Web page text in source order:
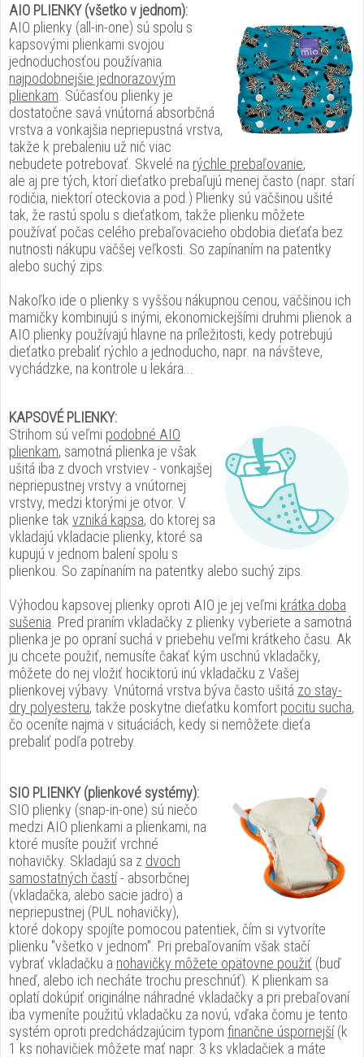
AIO PLIENKY (všetko v jednom):
AIO plienky (all-in-one) sú spolu s
kapsovými plienkami svojou
jednoduchosťou používania
najpodobnejšie jednorazovým
plienkam . Súčasťou plienky je
dostatočne savá vnútorná absorbčná
vrstva a vonkajšia nepriepustná vrstva,
takže k prebaleniu už nič viac
nebudete potrebovať. Skvelé na rýchle prebaľovanie,
ale aj pre tých, ktorí dieťatko prebaľujú menej často (napr. starí
rodičia, niektorí oteckovia a pod.) Plienky sú väčšinou ušité
tak, že rastú spolu s dieťatkom, takže plienku môžete
používať počas celého prebaľovacieho obdobia dieťaťa bez
nutnosti nákupu väčšej veľkosti. So zapínaním na patentky
alebo suchý zips.
Nakoľko ide o plienky s vyššou nákupnou cenou, väčšinou ich
mamičky kombinujú s inými, ekonomickejšími druhmi plienok a
AIO plienky používajú hlavne na príležitosti, kedy potrebujú
dieťatko prebaliť rýchlo a jednoducho, napr. na návšteve,
vychádzke, na kontrole u lekára...
KAPSOVÉ PLIENKY:
Strihom sú veľmi podobné AIO
plienkam, samotná plienka je však
ušitá iba z dvoch vrstviev - vonkajšej
nepriepustnej vrstvy a vnútornej
vrstvy, medzi ktorými je otvor. V
plienke tak vzniká kapsa, do ktorej sa
vkladajú vkladacie plienky, ktoré sa
kupujú v jednom balení spolu s
plienkou. So zapínaním na patentky alebo suchý zips.
Výhodou kapsovej plienky oproti AIO je jej veľmi krátka doba
sušenia . Pred praním vkladačky z plienky vyberiete a samotná
plienka je po opraní suchá v priebehu veľmi krátkeho času. Ak
ju chcete použiť, nemusíte čakať kým uschnú vkladačky,
môžete do nej vložiť hociktorú inú vkladačku z Vašej
plienkovej výbavy. Vnútorná vrstva býva často ušitá zo stay-
dry polyesteru, takže poskytne dieťatku komfort pocitu sucha,
čo oceníte najmä v situáciách, kedy si nemôžete dieťa
prebaliť podľa potreby.
SIO PLIENKY (plienkové systémy):
SIO plienky (snap-in-one) sú niečo
medzi AIO plienkami a plienkami, na
ktoré musíte použiť vrchné
nohavičky. Skladajú sa z dvoch
samostatných častí- absorbčnej
(vkladačka, alebo sacie jadro) a
nepriepustnej (PUL nohavičky),
ktoré dokopy spojíte pomocou patentiek, čím si vytvoríte
plienku "všetko v jednom". Pri prebaľovaním však stačí
vybrať vkladačku a nohavičky môžete opätovne použiť (buď
hneď, alebo ich necháte trochu preschnúť). K plienkam sa
oplatí dokúpiť originálne náhradné vkladačky a pri prebaľovaní
iba vymeníte použitú vkladačku za novú, vďaka čomu je tento
systém oproti predchádzajúcim typom finančne úspornejší(k
1 ks nohavičiek môžete mať napr. 3 ks vkladačiek a máte